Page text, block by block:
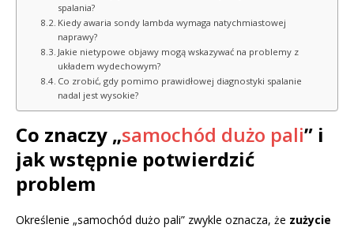
spalania?
Kiedy awaria sondy lambda wymaga natychmiastowej
naprawy?
Jakie nietypowe objawy mogą wskazywać na problemy z
układem wydechowym?
Co zrobić, gdy pomimo prawidłowej diagnostyki spalanie
nadal jest wysokie?
Co znaczy „samochód dużo pali” i
jak wstępnie potwierdzić
problem
Określenie „samochód dużo pali” zwykle oznacza, że zużycie